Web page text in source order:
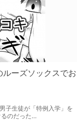
ーズソックスでお
子生徒が「特例入学」を
のだった…